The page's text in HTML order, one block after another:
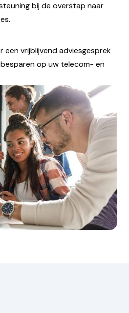
bij de overstap naar
vrijblijvend adviesgesprek
op uw telecom- en